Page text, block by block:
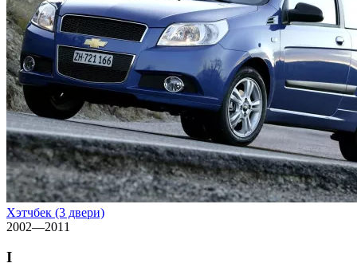
Хэтчбек (3 двери)
2002—2011
I